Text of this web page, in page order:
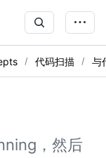
代码扫描 与
，然后